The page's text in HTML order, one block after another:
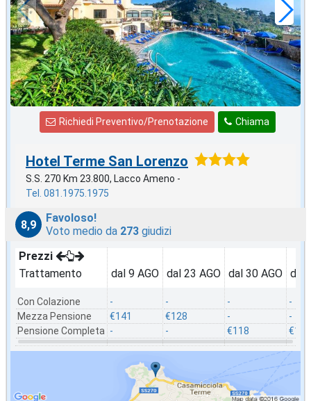
a notte
Chiama
Richiedi Preventivo/Prenotazione
Hotel Terme San Lorenzo
S.S. 270 Km 23.800, Lacco Ameno -
Tel. 081.1975.1975
8,9
Favoloso!
Voto medio da 273 giudizi
Prezzi
Trattamento
Con Colazione
Mezza Pensione
Pensione Completa
dal 9 AGO
-
€141
-
dal 23 AGO
-
€128
-
dal 30 AGO
-
-
€118
dal
-
-
€114